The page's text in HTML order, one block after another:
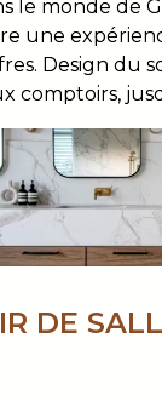
le monde de
une
Design du
comptoirs,
DE